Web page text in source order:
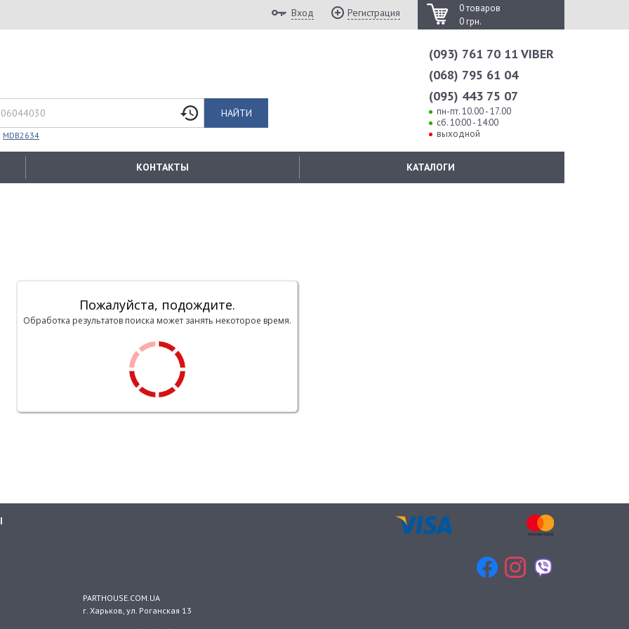
0 товаров
0 грн.
Вход Регистрация
НАЙТИ
MDB2634
(093) 761 70 11 VIBER
(068) 795 61 04
(095) 443 75 07
пн-пт. 10.00 - 17.00
сб. 10:00 - 14:00
выходной
КОНТАКТЫ КАТАЛОГИ
Пожалуйста, подождите.
Обработка результатов поиска может занять некоторое время.
PARTHOUSE.COM.UA
г. Харьков, ул. Роганская 13